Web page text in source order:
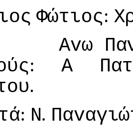
Φώτιoς:
Αvω
:Α
.
: Ν.